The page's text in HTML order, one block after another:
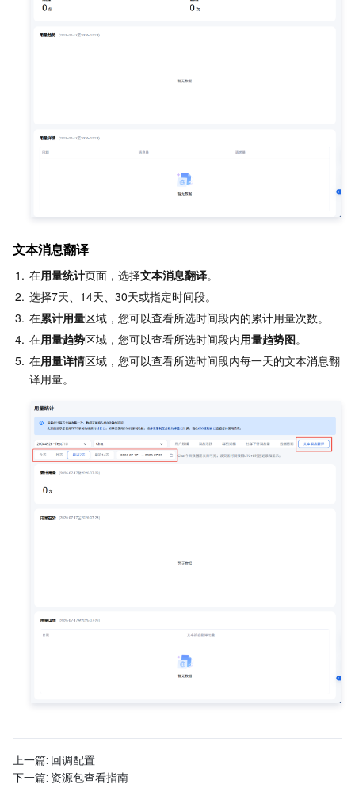
文本消息翻译
1. 在用量统计页面，选择文本消息翻译。
2. 选择7天、14天、30天或指定时间段。
3. 在累计用量区域，您可以查看所选时间段内的累计用量次数。
4. 在用量趋势区域，您可以查看所选时间段内用量趋势图。
5. 在用量详情区域，您可以查看所选时间段内每一天的文本消息翻
译用量。
上一篇: 回调配置
下一篇: 资源包查看指南